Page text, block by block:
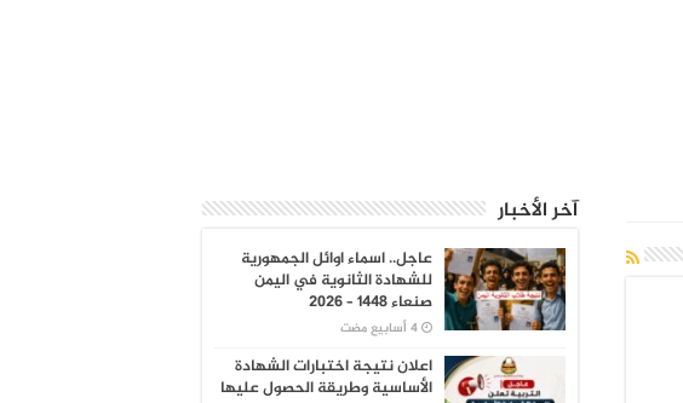
آخر الأخبار
عاجل.. اسماء اوائل الجمهورية
للشهادة الثانوية في اليمن
صنعاء 1448 – 2026
اعلان نتيجة اختبارات الشهادة
الأساسية وطريقة الحصول عليها